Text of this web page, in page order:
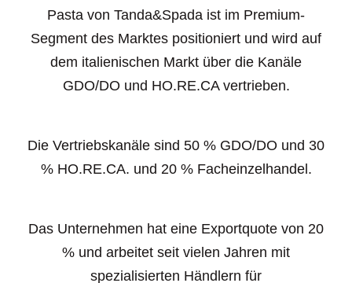
Pasta von Tanda&Spada ist im Premium-
Segment des Marktes positioniert und wird auf
dem italienischen Markt über die Kanäle
GDO/DO und HO.RE.CA vertrieben.
Die Vertriebskanäle sind 50 % GDO/DO und 30
% HO.RE.CA. und 20 % Facheinzelhandel.
Das Unternehmen hat eine Exportquote von 20
% und arbeitet seit vielen Jahren mit
spezialisierten Händlern für